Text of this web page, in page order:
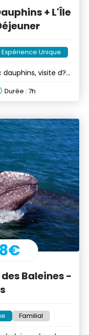
+ L'Île
Expérience Unique
visite d??
Durée : 7h
Baleines -
Familial